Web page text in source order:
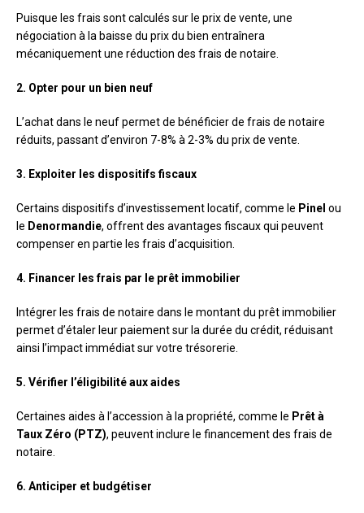
Puisque les frais sont calculés sur le prix de vente, une
négociation à la baisse du prix du bien entraînera
mécaniquement une réduction des frais de notaire.
2. Opter pour un bien neuf
L’achat dans le neuf permet de bénéficier de frais de notaire
réduits, passant d’environ 7-8% à 2-3% du prix de vente.
3. Exploiter les dispositifs fiscaux
Certains dispositifs d’investissement locatif, comme le Pinel ou
le Denormandie, offrent des avantages fiscaux qui peuvent
compenser en partie les frais d’acquisition.
4. Financer les frais par le prêt immobilier
Intégrer les frais de notaire dans le montant du prêt immobilier
permet d’étaler leur paiement sur la durée du crédit, réduisant
ainsi l’impact immédiat sur votre trésorerie.
5. Vérifier l’éligibilité aux aides
Certaines aides à l’accession à la propriété, comme le Prêt à
Taux Zéro (PTZ), peuvent inclure le financement des frais de
notaire.
6. Anticiper et budgétiser